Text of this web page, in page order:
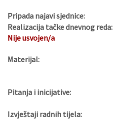
Pripada najavi sjednice:
Realizacija tačke dnevnog reda:
Nije usvojen/a
Materijal:
Pitanja i inicijative:
Izvještaji radnih tijela: